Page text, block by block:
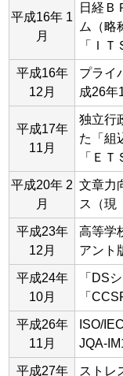
平成16年 1
月
日経Ｂ
ム（略
「Ｉ
平成16年
12月
プライ
成26年
平成17年
11月
独立行
た「組
「Ｅ
平成20年 2
月
文章力
ス（現
平成23年
12月
高等学
アント
平成24年
10月
「DS
「
平成26年
11月
ISO/
JQA-
平成27年
ストレ